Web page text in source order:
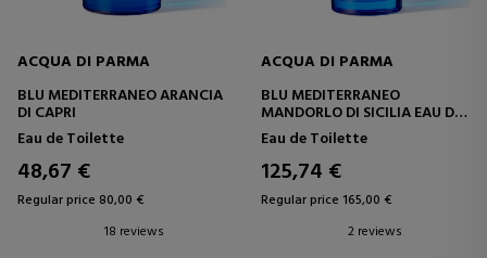
ACQUA DI PARMA
BLU MEDITERRANEO ARANCIA
DI CAPRI
Eau de Toilette
48,67 €
Regular price 80,00 €
18 reviews
ACQUA DI PARMA
BLU MEDITERRANEO
MANDORLO DI SICILIA EAU DE
TOILETTE
Eau de Toilette
125,74 €
Regular price 165,00 €
2 reviews